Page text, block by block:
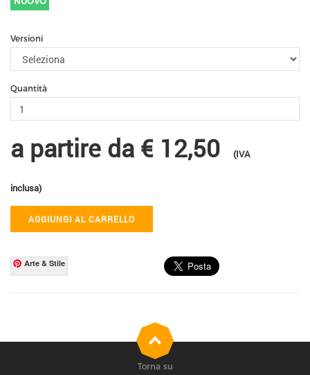
Versioni
Quantità
a partire da € 12,50 (IVA
inclusa)
AGGIUNGI AL CARRELLO
Arte & Stile
Torna su